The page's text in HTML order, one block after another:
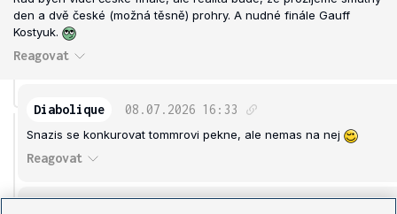
den a dvě české (možná těsně) prohry. A nudné finále Gauff
Kostyuk.
Reagovat
Diabolique 08.07.2026 16:33
Snazis se konkurovat tommrovi pekne, ale nemas na nej
Reagovat